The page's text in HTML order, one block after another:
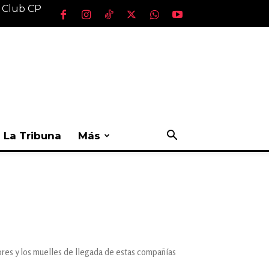
CP
La Tribuna Más
y los muelles de llegada de estas compañías